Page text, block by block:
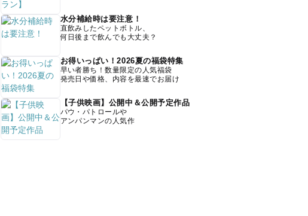
水分補給時は要注意！
直飲みしたペットボトル、
何日後まで飲んでも大丈夫？
お得いっぱい！2026夏の福袋特集
早い者勝ち！数量限定の人気福袋
発売日や価格、内容を最速でお届け
【子供映画】公開中＆公開予定作品
パウ・パトロールや
アンパンマンの人気作